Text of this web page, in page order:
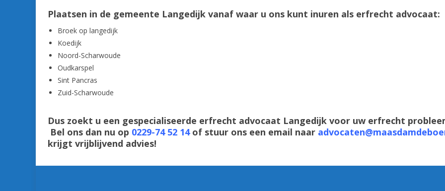
Plaatsen in de gemeente Langedijk vanaf waar u ons kunt inuren als erfrecht advocaat:
Broek op langedijk
Koedijk
Noord-Scharwoude
Oudkarspel
Sint Pancras
Zuid-Scharwoude
Dus zoekt u een gespecialiseerde erfrecht advocaat Langedijk voor uw erfrecht
Bel ons dan nu op 0229-74 52 14of stuur ons een email naar
krijgt vrijblijvend advies!